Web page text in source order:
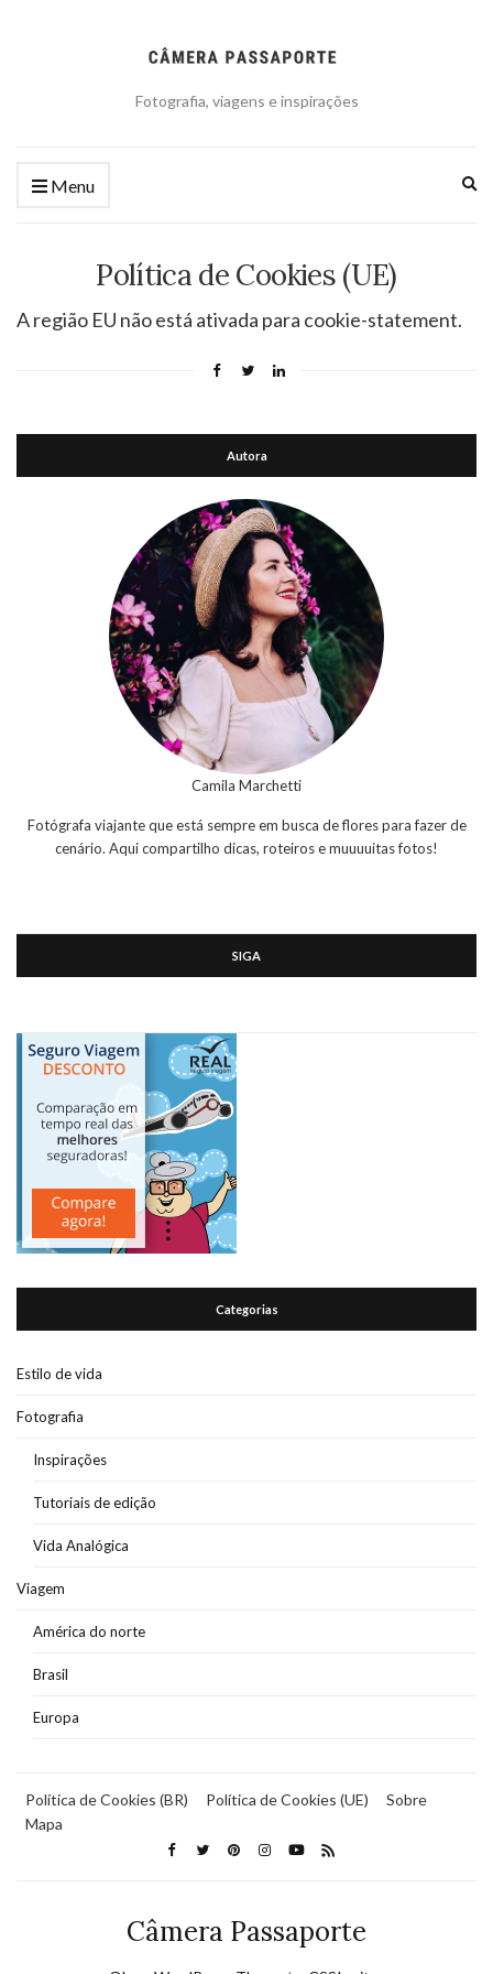
Fotografia, viagens e inspirações
Menu
Política de Cookies (UE)
A região EU não está ativada para cookie-statement.
Autora
Camila Marchetti
Fotógrafa viajante que está sempre em busca de flores para fazer de
cenário. Aqui compartilho dicas, roteiros e muuuuitas fotos!
SIGA
Categorias
Estilo de vida
Fotografia
Inspirações
Tutoriais de edição
Vida Analógica
Viagem
América do norte
Brasil
Europa
Política de Cookies (BR) Política de Cookies (UE)
Sobre
Mapa
Câmera Passaporte